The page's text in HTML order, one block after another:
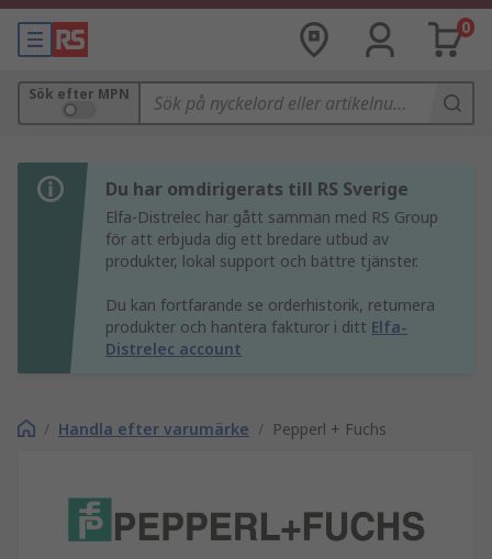
0
Sök efter MPN
Du har omdirigerats till RS Sverige
Elfa-Distrelec har gått samman med RS Group
för att erbjuda dig ett bredare utbud av
produkter, lokal support och bättre tjänster.
Du kan fortfarande se orderhistorik, returnera
produkter och hantera fakturor i ditt Elfa-
Distrelec account
/ Handla efter varumärke / Pepperl + Fuchs